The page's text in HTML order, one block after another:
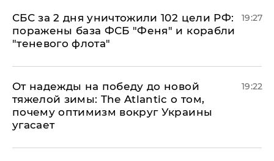
СБС за 2 дня уничтожили 102 цели РФ:
поражены база ФСБ "Феня" и корабли
"теневого флота"
19:27
От надежды на победу до новой
тяжелой зимы: The Atlantic о том,
почему оптимизм вокруг Украины
угасает
19:22